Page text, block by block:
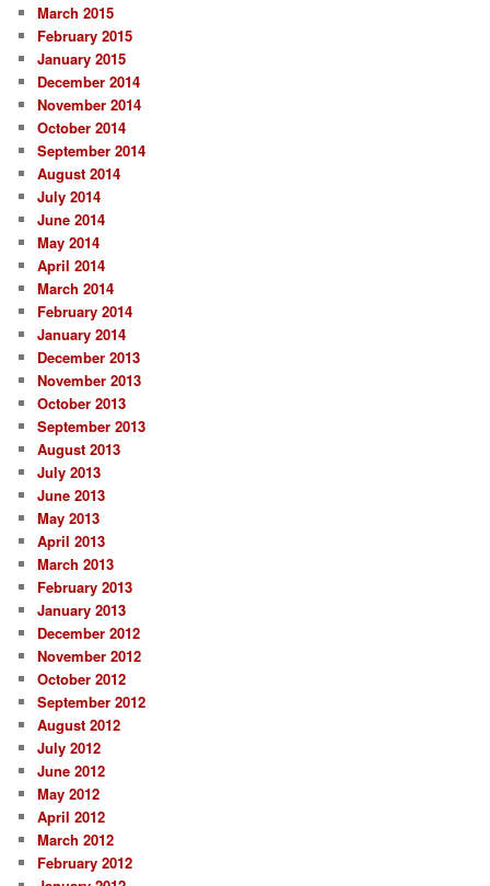
March 2015
February 2015
January 2015
December 2014
November 2014
October 2014
September 2014
August 2014
July 2014
June 2014
May 2014
April 2014
March 2014
February 2014
January 2014
December 2013
November 2013
October 2013
September 2013
August 2013
July 2013
June 2013
May 2013
April 2013
March 2013
February 2013
January 2013
December 2012
November 2012
October 2012
September 2012
August 2012
July 2012
June 2012
May 2012
April 2012
March 2012
February 2012